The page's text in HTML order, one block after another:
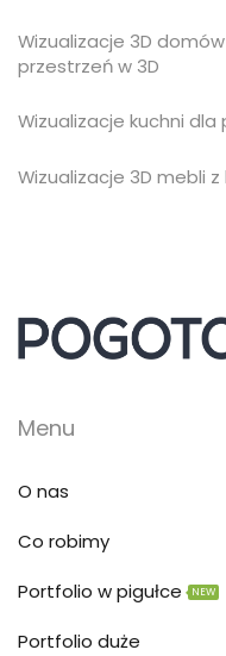
Wizualizacje 3D
przestrzeń w 3D
Wizualizacje kuchni dla
Wizualizacje 3D mebli
Menu
O nas
Co robimy
Portfolio w pigułce
NEW
Portfolio duże